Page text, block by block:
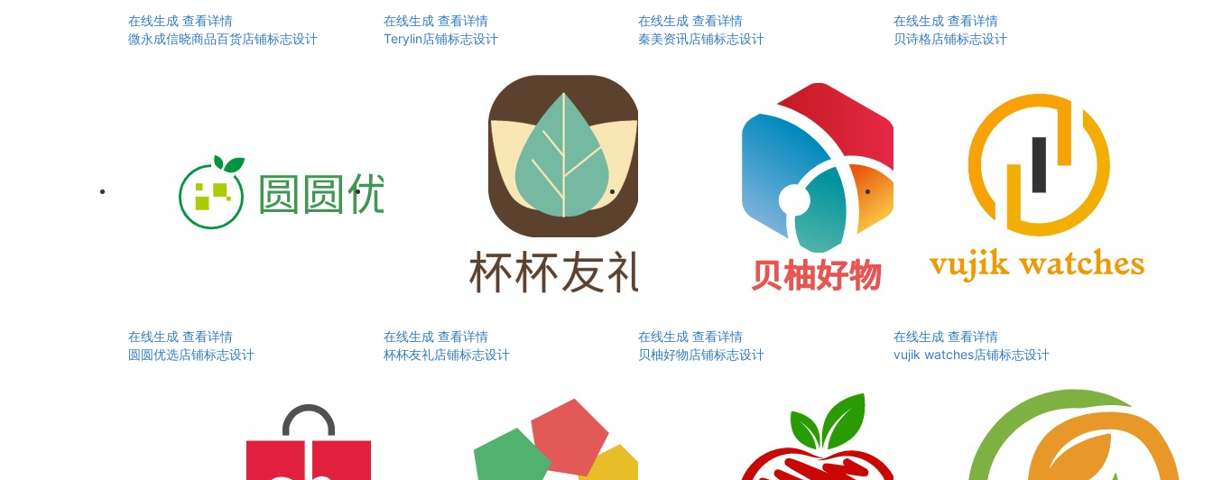
在线生成 查看详情
微永成信晓商品百货店铺标志设计
在线生成 查看详情
Terylin店铺标志设计
在线生成 查看详情
秦美资讯店铺标志设计
在线生成 查看详情
贝诗格店铺标志设计
在线生成 查看详情
圆圆优选店铺标志设计
在线生成 查看详情
杯杯友礼店铺标志设计
在线生成 查看详情
贝柚好物店铺标志设计
在线生成 查看详情
vujik watches店铺标志设计